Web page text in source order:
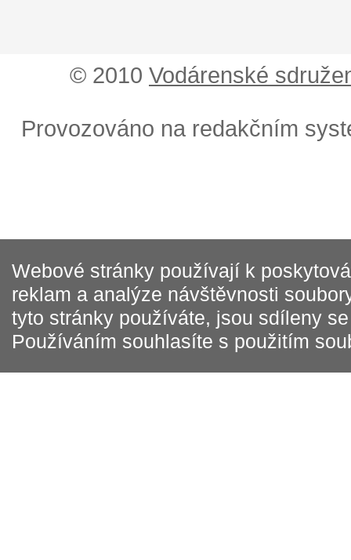
© 2010 Vodárenské
Provozováno na redakčním
Webové stránky používají k
reklam a analýze návštěvnosti
tyto stránky používáte, jsou sdíleny
Používáním souhlasíte s použitím